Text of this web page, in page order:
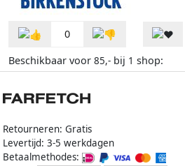
0
Beschikbaar voor 85,- bij 1 shop:
Retourneren: Gratis
Levertijd: 3-5 werkdagen
Betaalmethodes: